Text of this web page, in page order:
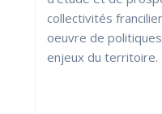
collectivités
oeuvre de
enjeux du territoire.